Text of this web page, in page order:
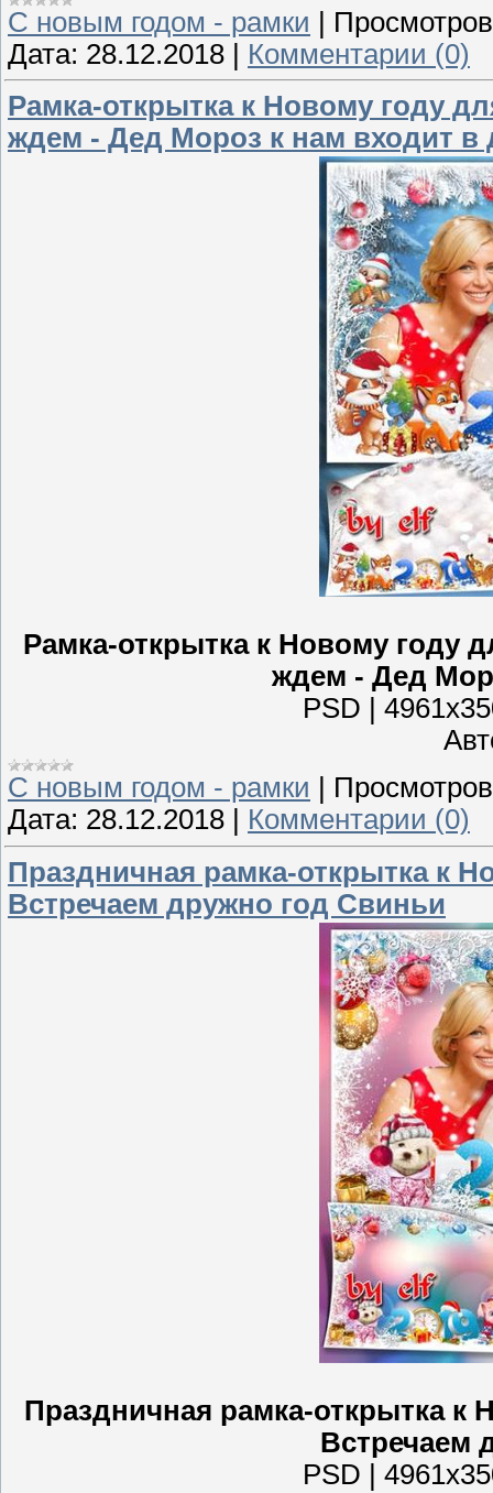
С новым годом - рамки |
Дата: 28.12.2018 | Комментарии (0)
Рамка-открытка к Новому году
ждем - Дед Мороз к нам входит в
Рамка-открытка к Новому году
ждем - Дед
PSD |
С новым годом - рамки
Дата: 28.12.2018
Комментарии (0)
Праздничная рамка-открытка к
Встречаем дружно год Свиньи
Праздничная рамка-открытка к
Встречаем
PSD |